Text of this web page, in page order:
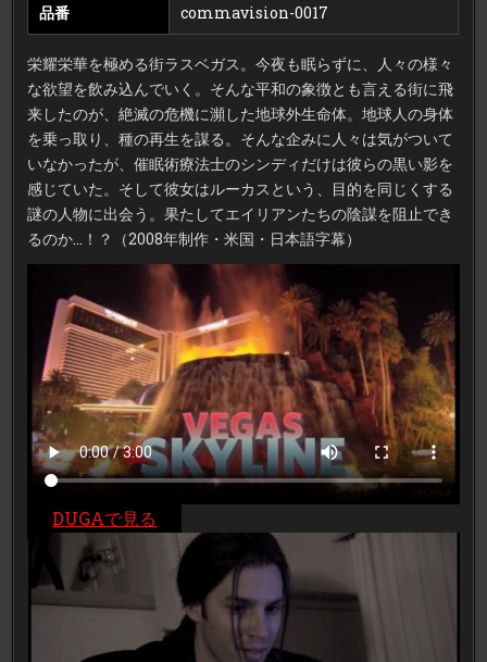
品番 commavision-0017
栄耀栄華を極める街ラスベガス。今夜も眠らずに、人々の様々
な欲望を飲み込んでいく。そんな平和の象徴とも言える街に飛
来したのが、絶滅の危機に瀕した地球外生命体。地球人の身体
を乗っ取り、種の再生を謀る。そんな企みに人々は気がついて
いなかったが、催眠術療法士のシンディだけは彼らの黒い影を
感じていた。そして彼女はルーカスという、目的を同じくする
謎の人物に出会う。果たしてエイリアンたちの陰謀を阻止でき
るのか…！？（2008年制作・米国・日本語字幕）
DUGAで見る